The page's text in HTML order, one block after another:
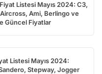
Listesi Mayıs 2024: C3,
Ami, Berlingo ve
Güncel Fiyatlar
Listesi Mayıs 2024:
Stepway, Jogger